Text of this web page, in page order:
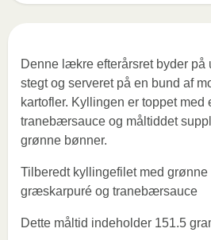
Denne lækre efterårsret byder på
stegt og serveret på en bund af
kartofler. Kyllingen er toppet med
tranebærsauce og måltiddet
grønne bønner.
Tilberedt kyllingefilet med
græskarpuré og tranebærsauce
Dette måltid indeholder 151.5